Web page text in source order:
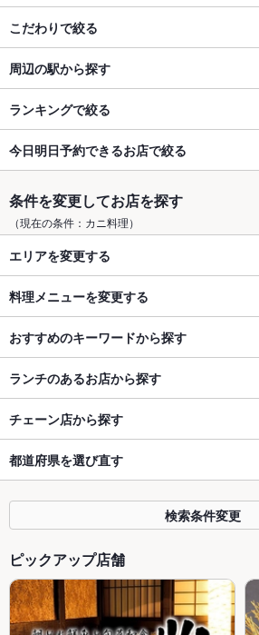
こだわりで絞る
周辺の駅から探す
ランキングで絞る
今日明日予約できるお店で絞る
条件を変更してお店を探す
（現在の条件：カニ料理）
エリアを変更する
料理メニューを変更する
おすすめのキーワードから探す
ランチのあるお店から探す
チェーン店から探す
都道府県を選び直す
検索条件変更
ピックアップ店舗